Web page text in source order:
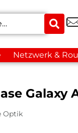
Netzwerk &
Galaxy
Optik